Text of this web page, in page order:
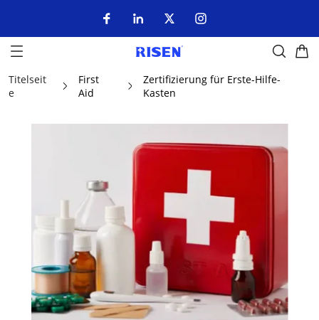
Titelseit
e
First
Aid
Zertifizierung für Erste-Hilfe-
Kasten